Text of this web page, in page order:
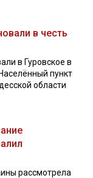
в честь
в Гуровское в
пункт
области
рассмотрела